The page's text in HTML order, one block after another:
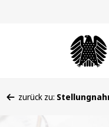
befinden
zurück zu: